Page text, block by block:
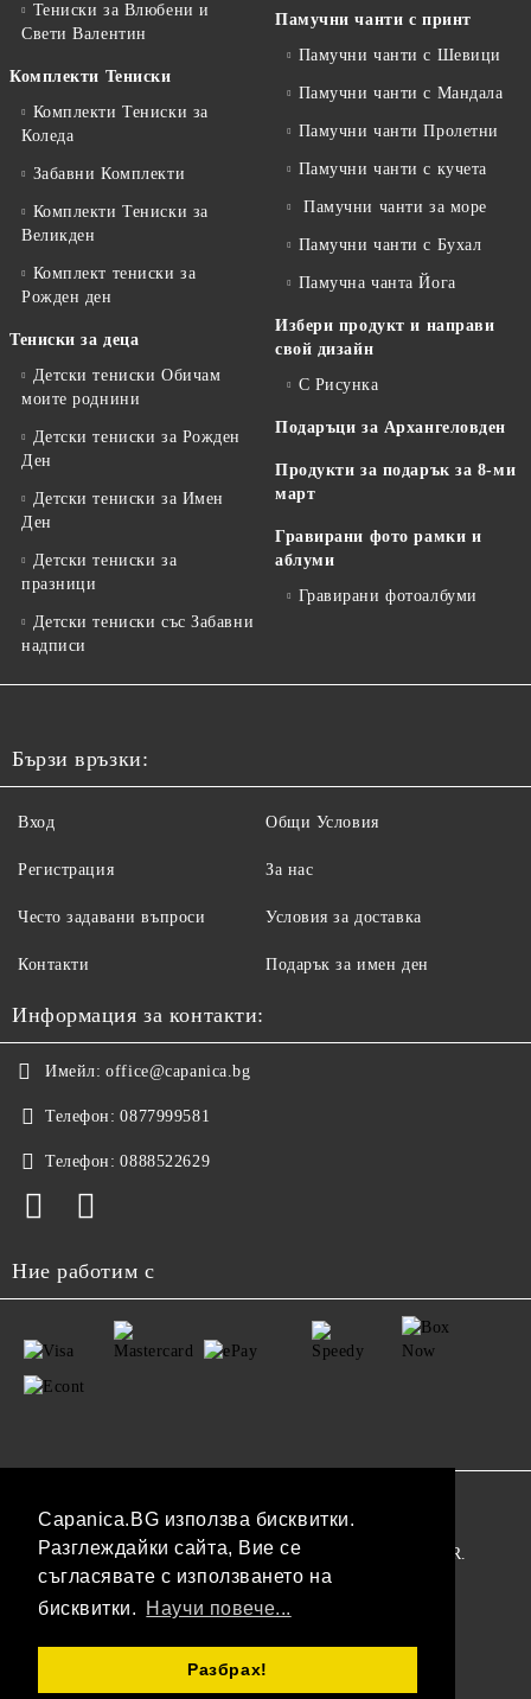
Capanica.BG използва бисквитки.
Разглеждайки сайта, Вие се
съгласявате с използването на
бисквитки.
Научи повече...
Разбрах!
Тениски за Влюбени и
Свети Валентин
Комплекти Тениски
Комплекти Тениски за
Коледа
Забавни Комплекти
Комплекти Тениски за
Великден
Комплект тениски за
Рожден ден
Тениски за деца
Детски тениски Обичам
моите роднини
Детски тениски за Рожден
Ден
Детски тениски за Имен
Ден
Детски тениски за
празници
Детски тениски със Забавни
надписи
Памучни чанти с принт
Памучни чанти с Шевици
Памучни чанти с Мандала
Памучни чанти Пролетни
Памучни чанти с кучета
Памучни чанти за море
Памучни чанти с Бухал
Памучна чанта Йога
Избери продукт и направи
свой дизайн
С Рисунка
Подаръци за Архангеловден
Продукти за подарък за 8-ми
март
Гравирани фото рамки и
аблуми
Гравирани фотоалбуми
Бързи връзки:
Вход
Регистрация
Често задавани въпроси
Контакти
Общи Условия
За нас
Условия за доставка
Подарък за имен ден
Информация за контакти:
Имейл: office@capanica.bg
Телефон: 0877999581
Телефон: 0888522629
Ние работим с
Нашият онлайн магазин е 100% съобразен с GDPR.
Моите лични данни